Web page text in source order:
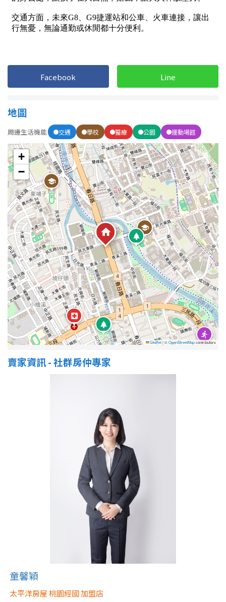
屋齡
5-10 年 10-20 年
40 年以上
售價
Facebook Line
地圖
周邊生活機能 交通 學校 醫療 公園 運動場館
+
−
Leaflet|©OpenStreetMapcontributors
賣家資訊 - 社群房仲專家
童馨穎
太平洋房屋 桃園經國 加盟店